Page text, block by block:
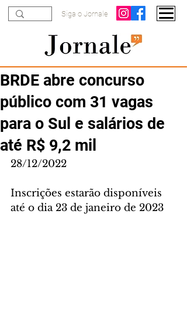
Siga o Jornale
BRDE abre concurso
público com 31 vagas
para o Sul e salários de
até R$ 9,2 mil
28/12/2022
Inscrições estarão disponíveis
até o dia 23 de janeiro de 2023